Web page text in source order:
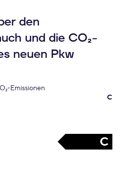
den
und die CO₂-
neuen Pkw
Emissionen
C
C